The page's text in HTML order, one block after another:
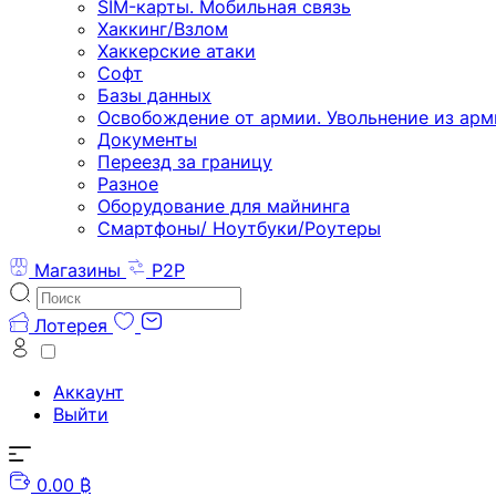
SIM-карты. Мобильная связь
Хаккинг/Взлом
Хаккерские атаки
Софт
Базы данных
Освобождение от армии. Увольнение из
Документы
Переезд за границу
Разное
Оборудование для майнинга
Смартфоны/ Ноутбуки/Роутеры
Магазины
P2P
Лотерея
Аккаунт
Выйти
0.00 ₿